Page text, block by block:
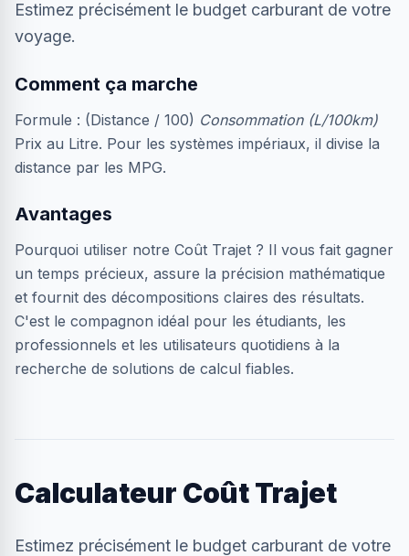
Estimez précisément le budget carburant de votre
voyage.
Comment ça marche
Formule : (Distance / 100) Consommation (L/100km)
Prix au Litre. Pour les systèmes impériaux, il divise la
distance par les MPG.
Avantages
Pourquoi utiliser notre Coût Trajet ? Il vous fait gagner
un temps précieux, assure la précision mathématique
et fournit des décompositions claires des résultats.
C'est le compagnon idéal pour les étudiants, les
professionnels et les utilisateurs quotidiens à la
recherche de solutions de calcul fiables.
Calculateur Coût Trajet
Estimez précisément le budget carburant de votre